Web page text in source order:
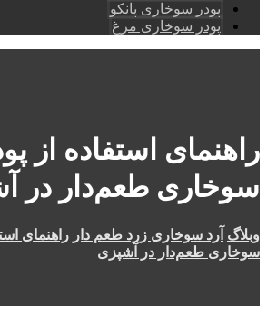
پودر سوخاری پانکو
پودر سوخاری مرغ
راهنمای استفاده از
سوخاری طعم‌دار در
وبلاگ آرد سوخاری زرد طعم دار راهنمای
سوخاری طعم‌دار در آشپزی